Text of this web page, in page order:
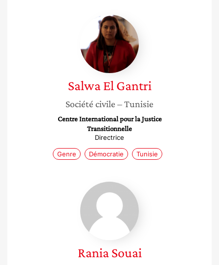
Salwa
El
Gantri
Salwa El Gantri
Société civile – Tunisie
Centre International pour la Justice
Transitionnelle
Directrice
Genre Démocratie Tunisie
Rania
Souai
Rania Souai